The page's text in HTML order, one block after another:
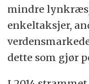
mindre
enkeltaksjer,
dette som gjør